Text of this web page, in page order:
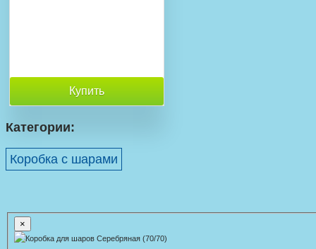
Купить
Категории:
Коробка с шарами
×